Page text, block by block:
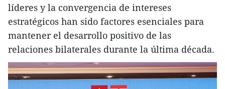
líderes y la convergencia de intereses
estratégicos han sido factores esenciales para
mantener el desarrollo positivo de las
relaciones bilaterales durante la última década.